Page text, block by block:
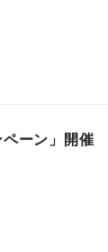
ーン」開催